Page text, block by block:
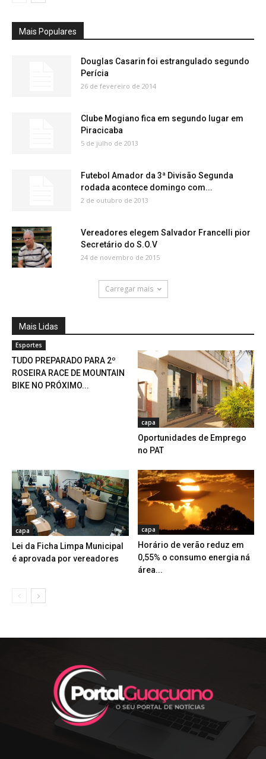
Mais Populares
Douglas Casarin foi estrangulado segundo
Perícia
26 de fevereiro de 2014
Clube Mogiano fica em segundo lugar em
Piracicaba
5 de julho de 2013
Futebol Amador da 3ª Divisão Segunda
rodada acontece domingo com...
2 de outubro de 2013
Vereadores elegem Salvador Francelli pior
Secretário do S.O.V
24 de novembro de 2015
Carregar mais
Mais Lidas
Esportes
TUDO PREPARADO PARA 2º
ROSEIRA RACE DE MOUNTAIN
BIKE NO PRÓXIMO...
capa
Oportunidades de Emprego
no PAT
capa
Lei da Ficha Limpa Municipal
é aprovada por vereadores
capa
Horário de verão reduz em
0,55% o consumo energia ná
área...